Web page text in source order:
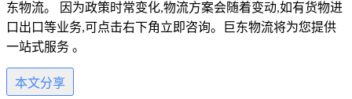
东物流。 因为政策时常变化,物流方案会随着变动,如有货物进
口出口等业务,可点击右下角立即咨询。巨东物流将为您提供
一站式服务 。
本文分享